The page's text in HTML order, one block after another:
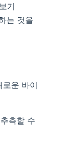
기
는 것을
운 바이
측할 수